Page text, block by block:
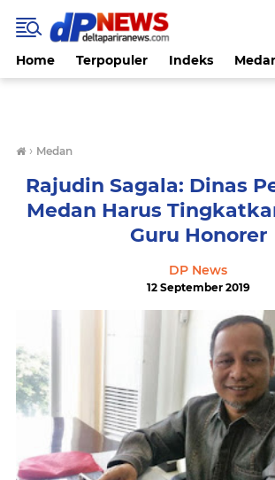
Home Terpopuler Indeks
› Medan
Rajudin Sagala: Dinas
Medan Harus
Guru Honorer
DP News
12 September 2019